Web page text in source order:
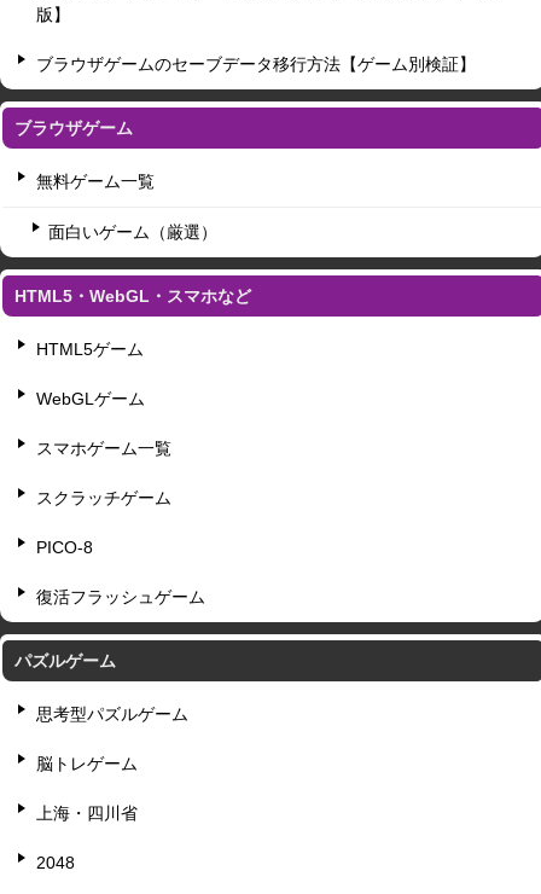
版】
ブラウザゲームのセーブデータ移行方法【ゲーム別検証】
ブラウザゲーム
無料ゲーム一覧
面白いゲーム（厳選）
HTML5・WebGL・スマホなど
HTML5ゲーム
WebGLゲーム
スマホゲーム一覧
スクラッチゲーム
PICO-8
復活フラッシュゲーム
パズルゲーム
思考型パズルゲーム
脳トレゲーム
上海・四川省
2048